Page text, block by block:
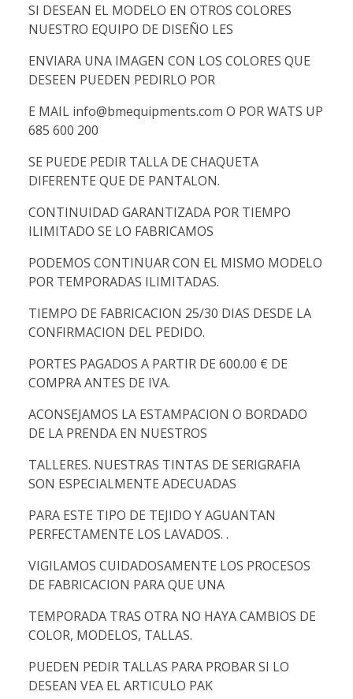
SI DESEAN EL MODELO EN OTROS COLORES
NUESTRO EQUIPO DE DISEÑO LES
ENVIARA UNA IMAGEN CON LOS COLORES QUE
DESEEN PUEDEN PEDIRLO POR
E MAIL info@bmequipments.com O POR WATS UP
685 600 200
SE PUEDE PEDIR TALLA DE CHAQUETA
DIFERENTE QUE DE PANTALON.
CONTINUIDAD GARANTIZADA POR TIEMPO
ILIMITADO SE LO FABRICAMOS
PODEMOS CONTINUAR CON EL MISMO MODELO
POR TEMPORADAS ILIMITADAS.
TIEMPO DE FABRICACION 25/30 DIAS DESDE LA
CONFIRMACION DEL PEDIDO.
PORTES PAGADOS A PARTIR DE 600.00 € DE
COMPRA ANTES DE IVA.
ACONSEJAMOS LA ESTAMPACION O BORDADO
DE LA PRENDA EN NUESTROS
TALLERES. NUESTRAS TINTAS DE SERIGRAFIA
SON ESPECIALMENTE ADECUADAS
PARA ESTE TIPO DE TEJIDO Y AGUANTAN
PERFECTAMENTE LOS LAVADOS. .
VIGILAMOS CUIDADOSAMENTE LOS PROCESOS
DE FABRICACION PARA QUE UNA
TEMPORADA TRAS OTRA NO HAYA CAMBIOS DE
COLOR, MODELOS, TALLAS.
PUEDEN PEDIR TALLAS PARA PROBAR SI LO
DESEAN VEA EL ARTICULO PAK